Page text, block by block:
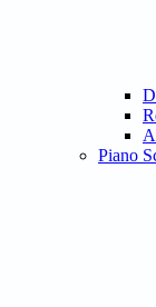
Piano